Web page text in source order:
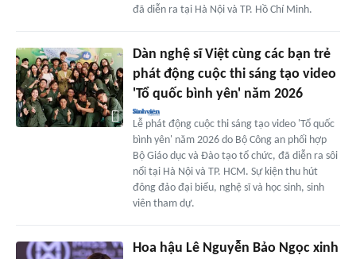
đã diễn ra tại Hà Nội và TP. Hồ Chí Minh.
Dàn nghệ sĩ Việt cùng các bạn trẻ
phát động cuộc thi sáng tạo video
'Tổ quốc bình yên' năm 2026
Lễ phát động cuộc thi sáng tạo video 'Tổ quốc
bình yên' năm 2026 do Bộ Công an phối hợp
Bộ Giáo dục và Đào tạo tổ chức, đã diễn ra sôi
nổi tại Hà Nội và TP. HCM. Sự kiện thu hút
đông đảo đại biểu, nghệ sĩ và học sinh, sinh
viên tham dự.
Hoa hậu Lê Nguyễn Bảo Ngọc xinh